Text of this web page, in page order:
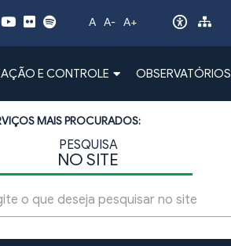
A A- A+
E CONTROLE OBSERVATÓRIOS
MAIS PROCURADOS:
PESQUISA
NO SITE